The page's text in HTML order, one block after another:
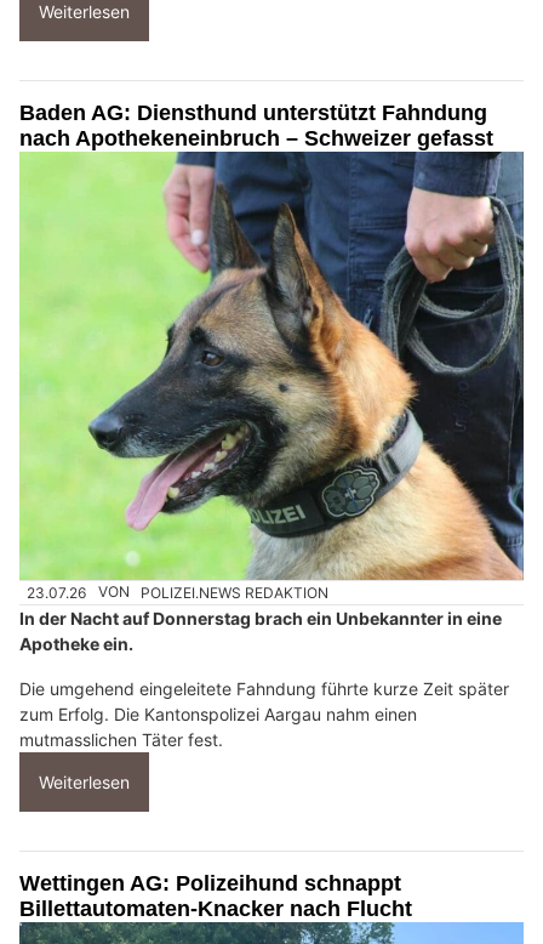
Weiterlesen
Baden AG: Diensthund unterstützt Fahndung
nach Apothekeneinbruch – Schweizer gefasst
23.07.26 VON POLIZEI.NEWS REDAKTION
In der Nacht auf Donnerstag brach ein Unbekannter in eine
Apotheke ein.
Die umgehend eingeleitete Fahndung führte kurze Zeit später
zum Erfolg. Die Kantonspolizei Aargau nahm einen
mutmasslichen Täter fest.
Weiterlesen
Wettingen AG: Polizeihund schnappt
Billettautomaten-Knacker nach Flucht